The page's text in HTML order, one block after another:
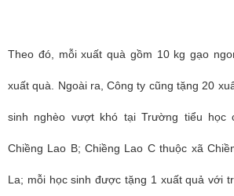
Theo đó, mỗi xuất quà gồm 10 kg gạo
xuất quà. Ngoài ra, Công ty cũng tặng 20
sinh nghèo vượt khó tại Trường tiểu học
Chiềng Lao B; Chiềng Lao C thuộc xã
La; mỗi học sinh được tặng 1 xuất quả với